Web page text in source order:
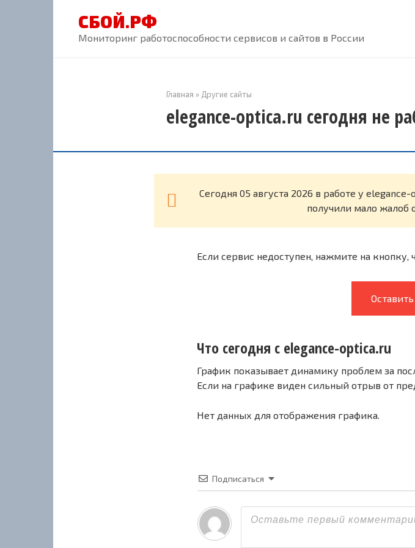
СБОЙ.РФ
Мониторинг работоспособности сервисов и сайтов в России
Главная » Другие сайты
elegance-optica.ru сегодня не
Cегодня 05 августа 2026 в работе у
получили мало жалоб
Если сервис недоступен, нажмите на кнопку,
Что сегодня с elegance-optica.ru
График показывает динамику проблем за
Если на графике виден сильный отрыв от
Нет данных для отображения графика.
Подписаться